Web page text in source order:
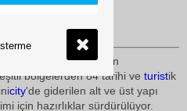
2004 yılında 55 bin
bölgelerden 84 tarihi ve turistik
city'de giderilen alt ve üst yapı
için hazırlıklar sürdürülüyor.